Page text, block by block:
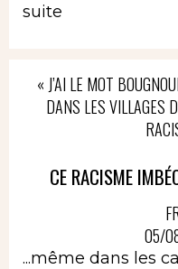
suite
« J’AI LE MOT
DANS LES VILLAGES
CE RACISME
05/
...même dans les